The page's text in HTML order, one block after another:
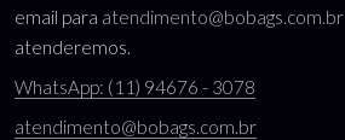
email para atendimento@bobags.com.br
atenderemos.
WhatsApp: (11) 94676 - 3078
atendimento@bobags.com.br